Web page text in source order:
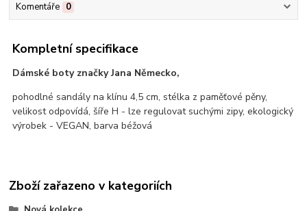
Komentáře 0
Kompletní specifikace
Dámské boty značky Jana Německo,
pohodlné sandály na klínu 4,5 cm, stélka z paměťové pěny,
velikost odpovídá, šíře H - lze regulovat suchými zipy, ekologický
výrobek - VEGAN, barva béžová
Zboží zařazeno v kategoriích